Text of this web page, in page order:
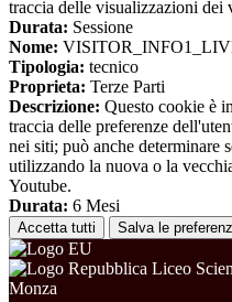
traccia delle visualizzazioni dei
Durata: Sessione
Nome:
Tipologia: tecnico
Proprieta: Terze Parti
Descrizione: Questo cookie è
traccia delle preferenze
nei siti; può anche determinare
utilizzando la nuova o la
Youtube.
Durata: 6 Mesi
Accetta tutti Salva le
Liceo
Monza